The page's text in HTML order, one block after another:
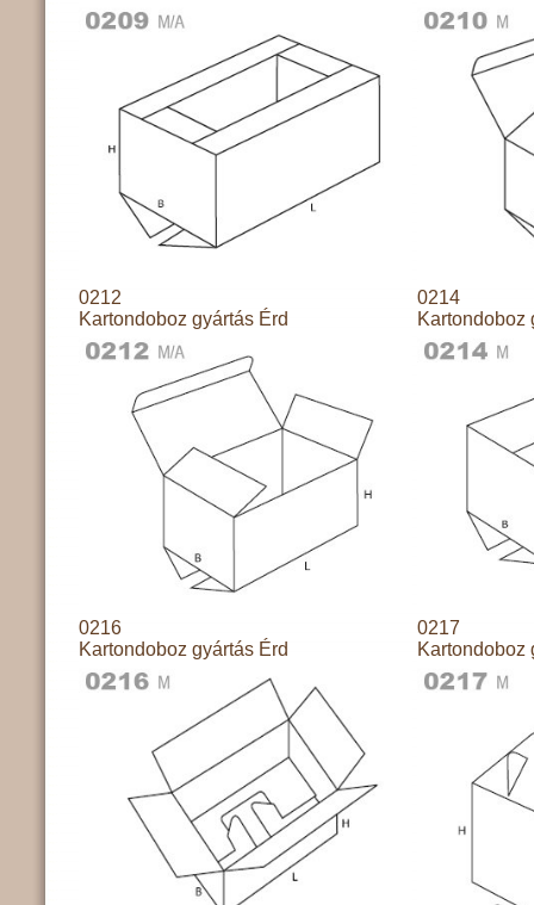
0212
Kartondoboz gyártás Érd
0214
Kartondoboz
0216
Kartondoboz gyártás Érd
0217
Kartondoboz